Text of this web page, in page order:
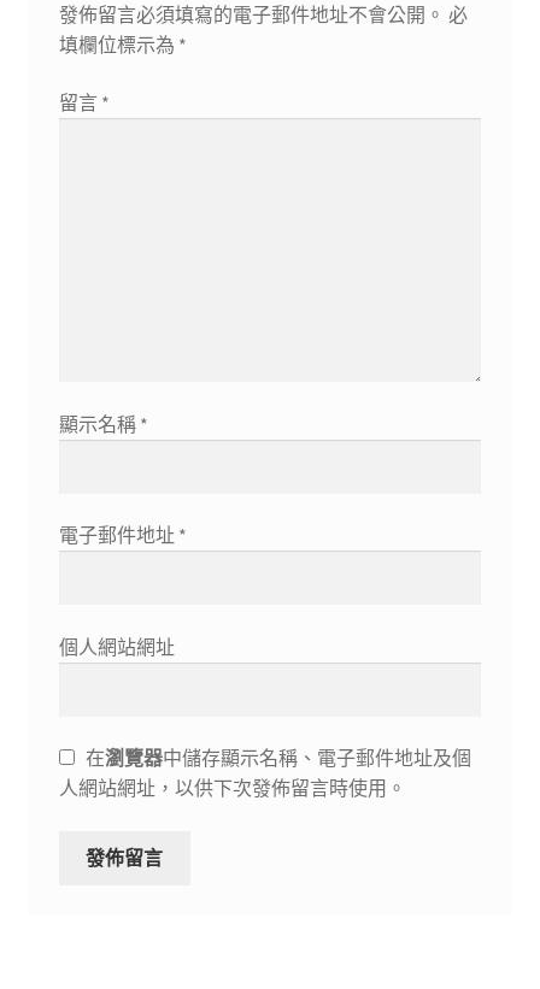
發佈留言必須填寫的電子郵件地址不會公開。 必
填欄位標示為 *
留言 *
顯示名稱 *
電子郵件地址 *
個人網站網址
在瀏覽器中儲存顯示名稱、電子郵件地址及個
人網站網址，以供下次發佈留言時使用。